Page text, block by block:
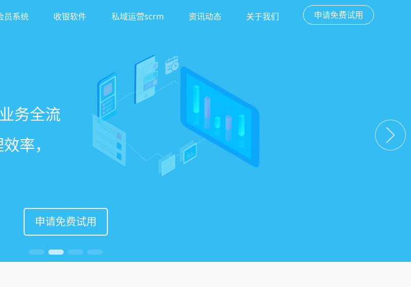
员系统 收银软件 私域运营scrm 资讯动态 关于我们 申请免费试用
发门
申请免费试用
务全流
率，
申请免费试用
网红社
，快速
申请免费试用
通线上
裂变，
申请免费试用